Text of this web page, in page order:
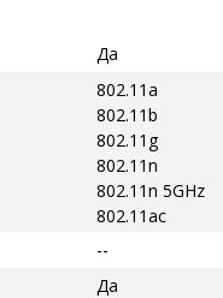
Да
802.11a
802.11b
802.11g
802.11n
802.11n 5GHz
802.11ac
--
Да